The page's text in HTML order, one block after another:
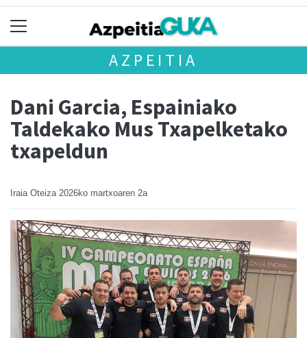
AZPEITIA
Dani Garcia, Espainiako
Taldekako Mus Txapelketako
txapeldun
Iraia Oteiza 2026ko martxoaren 2a